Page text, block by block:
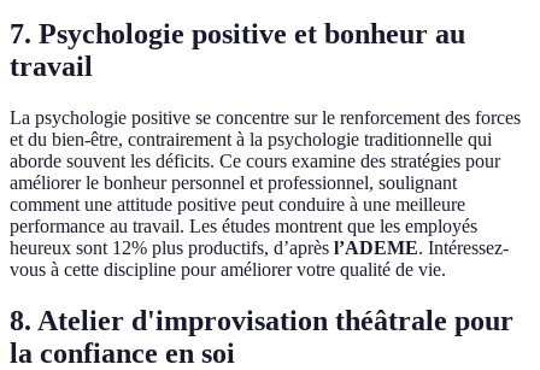
7. Psychologie positive et bonheur au
travail
La psychologie positive se concentre sur le renforcement des forces
et du bien-être, contrairement à la psychologie traditionnelle qui
aborde souvent les déficits. Ce cours examine des stratégies pour
améliorer le bonheur personnel et professionnel, soulignant
comment une attitude positive peut conduire à une meilleure
performance au travail. Les études montrent que les employés
heureux sont 12% plus productifs, d’après l’ADEME. Intéressez-
vous à cette discipline pour améliorer votre qualité de vie.
8. Atelier d'improvisation théâtrale pour
la confiance en soi